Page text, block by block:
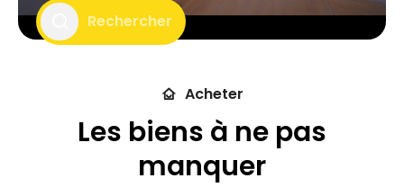
Rechercher
Ville
Acheter
Les biens à ne pas
manquer